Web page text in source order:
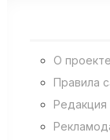
О проекте
Правила
Редакция